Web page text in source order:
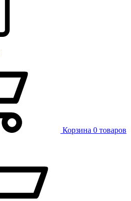
Корзина 0 товаров